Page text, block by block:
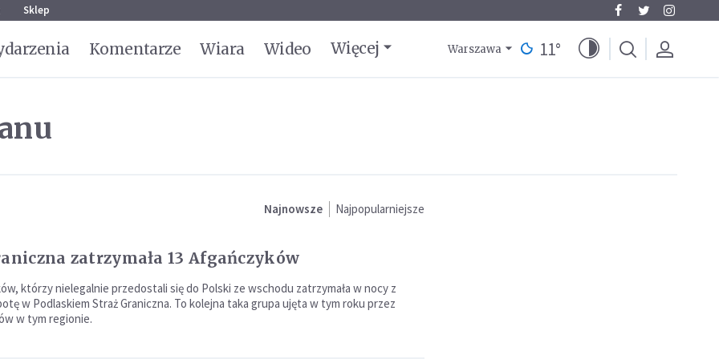
Sklep
Komentarze Wiara Wideo Więcej Warszawa 11°
Najnowsze Najpopularniejsze
zatrzymała 13 Afgańczyków
którzy nielegalnie przedostali się do Polski ze wschodu zatrzymała w nocy z
w Podlaskiem Straż Graniczna. To kolejna taka grupa ujęta w tym roku przez
w tym regionie.